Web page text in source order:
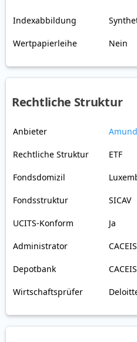
Indexabbildung
Wertpapierleihe Nein
Rechtliche Struktur
Anbieter
Rechtliche Struktur ETF
Fondsdomizil
Fondsstruktur SICAV
UCITS-Konform Ja
Administrator
Depotbank
Wirtschaftsprüfer